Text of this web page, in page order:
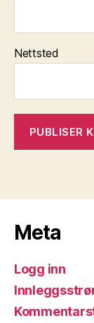
Nettsted
Meta
Logg inn